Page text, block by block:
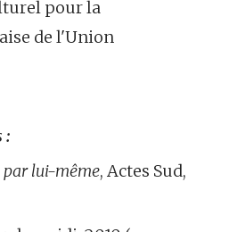
pour la
de l'Union
:
lui-même, Actes Sud,